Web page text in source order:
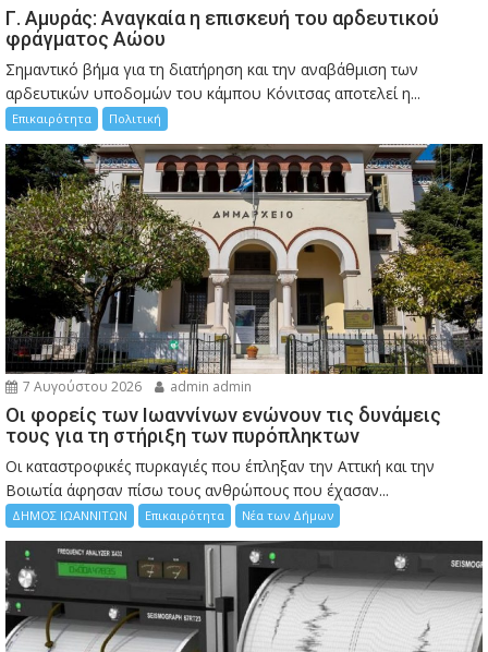
Γ. Αμυράς: Αναγκαία η επισκευή του αρδευτικού
φράγματος Αώου
Σημαντικό βήμα για τη διατήρηση και την αναβάθμιση των
αρδευτικών υποδομών του κάμπου Κόνιτσας αποτελεί η...
Επικαιρότητα Πολιτική
7 Αυγούστου 2026 admin admin
Οι φορείς των Ιωαννίνων ενώνουν τις δυνάμεις
τους για τη στήριξη των πυρόπληκτων
Οι καταστροφικές πυρκαγιές που έπληξαν την Αττική και την
Bοιωτία άφησαν πίσω τους ανθρώπους που έχασαν...
ΔΗΜΟΣ ΙΩΑΝΝΙΤΩΝ Επικαιρότητα Νέα των Δήμων